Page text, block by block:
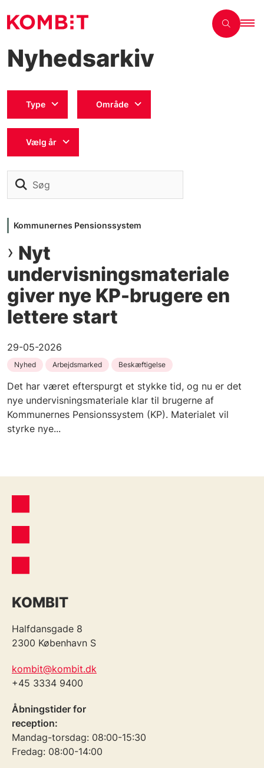
Nyhedsarkiv
Type Område
Vælg år
Kommunernes Pensionssystem
Nyt
undervisningsmateriale
giver nye KP-brugere en
lettere start
29-05-2026
Nyhed Arbejdsmarked Beskæftigelse
Det har været efterspurgt et stykke tid, og nu er det
nye undervisningsmateriale klar til brugerne af
Kommunernes Pensionssystem (KP). Materialet vil
styrke nye...
KOMBIT
Halfdansgade 8
2300 København S
kombit@kombit.dk
+45 3334 9400
Åbningstider for
reception:
Mandag-torsdag: 08:00-15:30
Fredag: 08:00-14:00